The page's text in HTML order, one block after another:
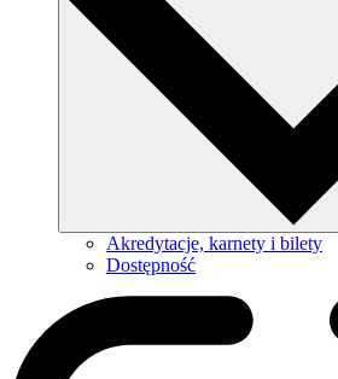
Akredytacje, karnety i bilety
Dostępność